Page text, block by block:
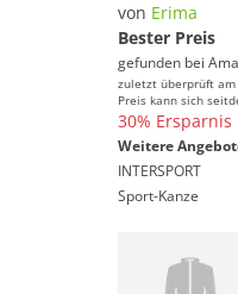
von Erima
Bester Preis
gefunden bei
zuletzt überprüft
Preis kann sich
30% Ersparnis
Weitere
INTERSPORT
Sport-Kanze